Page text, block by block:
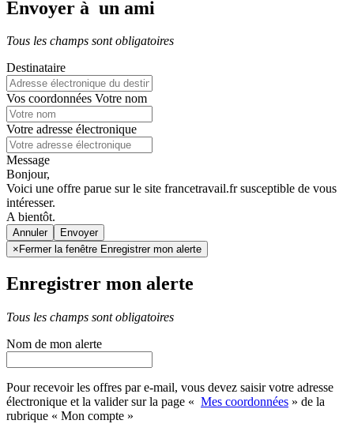
Envoyer à un ami
Tous les champs sont obligatoires
Destinataire
Vos coordonnées Votre nom
Votre adresse électronique
Message
Bonjour,
Voici une offre parue sur le site francetravail.fr susceptible de vous
intéresser.
A bientôt.
Annuler
× Fermer la fenêtre Enregistrer mon alerte
Enregistrer mon alerte
Tous les champs sont obligatoires
Nom de mon alerte
Pour recevoir les offres par e-mail, vous devez saisir votre adresse
électronique et la valider sur la page « Mes coordonnées » de la
rubrique « Mon compte »